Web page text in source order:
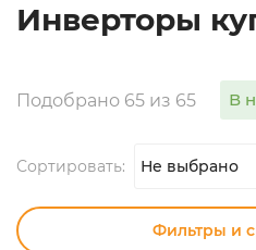
Инверторы
Подобрано 65 из 65 В
Сортировать: Не выбрано
Фильтры и